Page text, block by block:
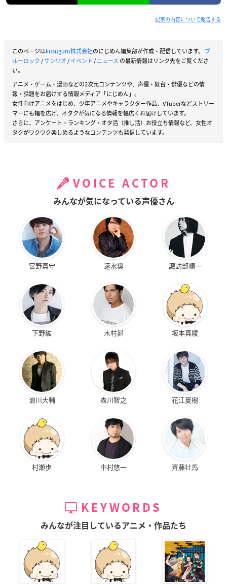
記事の内容について報告する
このページはkusuguru株式会社のにじめん編集部が作成・配信しています。 ブ
ルーロック/サンリオ/イベント /ニュース の最新情報はリンク先をご覧くださ
い。
アニメ・ゲーム・漫画などの2次元コンテンツや、声優・舞台・俳優などの情
報・話題をお届けする情報メディア「にじめん」。
女性向けアニメをはじめ、少年アニメやキャラクター作品、VTuberなどストリー
マーにも幅を広げ、オタクが気になる情報を幅広くお届けしています。
さらに、アンケート・ランキング・オタ活（推し活）お役立ち情報など、女性オ
タクがワクワク楽しめるようなコンテンツも発信しています。
VOICE ACTOR
みんなが気になっている声優さん
宮野真守 速水奨 諏訪部順一
下野紘 木村昴 坂本真綾
浪川大輔 森川智之 花江夏樹
村瀬歩 中村悠一 斉藤壮馬
KEYWORDS
みんなが注目しているアニメ・作品たち